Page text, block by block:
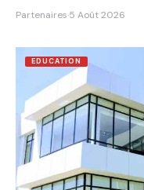
Partenaires·5 Août 2026
EDUCATION